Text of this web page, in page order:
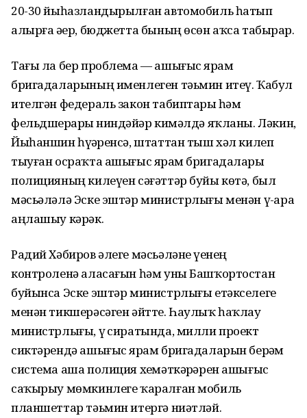
20-30 йыһазландырылған автомобиль һатып
алырға әҙер, бюджетта бының өсөн аҡса табырҙар.
Тағы ла бер проблема — ашығыс ярҙам
бригадаларының именлеген тәьмин итеү. Ҡабул
ителгән федераль закон табиптарҙы һәм
фельдшерҙарҙы ниндәйҙәр кимәлдә яҡланы. Ләкин,
Йыһаншин һүҙҙәренсә, штаттан тыш хәл килеп
тыуған осраҡта ашығыс ярҙам бригадалары
полицияның килеүен сәғәттәр буйы көтә, был
мәсьәләлә Эске эштәр министрлығы менән үҙ-ара
аңлашыу кәрәк.
Радий Хәбиров әлеге мәсьәләне үҙенең
контроленә аласағын һәм уны Башҡортостан
буйынса Эске эштәр министрлығы етәкселеге
менән тикшерәсәген әйтте. Һаулыҡ һаҡлау
министрлығы, үҙ сиратында, милли проект
сиктәрендә ашығыс ярҙам бригадаларын берҙәм
система аша полиция хеҙмәткәрҙәрен ашығыс
саҡырыу мөмкинлеге ҡаралған мобиль
планшеттар тәьмин итергә ниәтләй.